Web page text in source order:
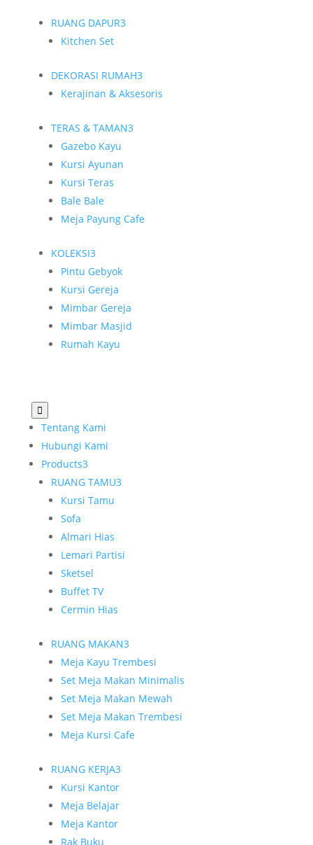
RUANG DAPUR3
Kitchen Set
DEKORASI RUMAH3
Kerajinan & Aksesoris
TERAS & TAMAN3
Gazebo Kayu
Kursi Ayunan
Kursi Teras
Bale Bale
Meja Payung Cafe
KOLEKSI3
Pintu Gebyok
Kursi Gereja
Mimbar Gereja
Mimbar Masjid
Rumah Kayu

Tentang Kami
Hubungi Kami
Products3
RUANG TAMU3
Kursi Tamu
Sofa
Almari Hias
Lemari Partisi
Sketsel
Buffet TV
Cermin Hias
RUANG MAKAN3
Meja Kayu Trembesi
Set Meja Makan Minimalis
Set Meja Makan Mewah
Set Meja Makan Trembesi
Meja Kursi Cafe
RUANG KERJA3
Kursi Kantor
Meja Belajar
Meja Kantor
Rak Buku